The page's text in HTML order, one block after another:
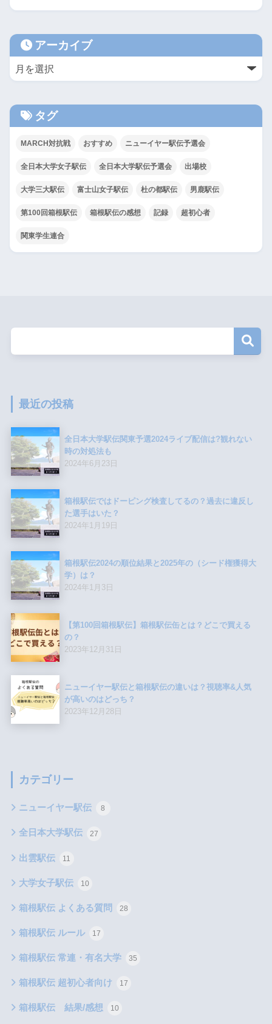
アーカイブ
タグ
MARCH対抗戦 おすすめ ニューイヤー駅伝予選会
全日本大学女子駅伝 全日本大学駅伝予選会 出場校
大学三大駅伝 富士山女子駅伝 杜の都駅伝 男鹿駅伝
第100回箱根駅伝 箱根駅伝の感想 記録 超初心者
関東学生連合
最近の投稿
全日本大学駅伝関東予選2024ライブ配信は?観れない
時の対処法も
2024年6月23日
箱根駅伝ではドーピング検査してるの？過去に違反し
た選手はいた？
2024年1月19日
箱根駅伝2024の順位結果と2025年の（シード権獲得大
学）は？
2024年1月3日
【第100回箱根駅伝】箱根駅伝缶とは？どこで買える
の？
2023年12月31日
ニューイヤー駅伝と箱根駅伝の違いは？視聴率&人気
が高いのはどっち？
2023年12月28日
カテゴリー
ニューイヤー駅伝 8
全日本大学駅伝 27
出雲駅伝 11
大学女子駅伝 10
箱根駅伝 よくある質問 28
箱根駅伝 ルール 17
箱根駅伝 常連・有名大学 35
箱根駅伝 超初心者向け 17
箱根駅伝 結果/感想 10